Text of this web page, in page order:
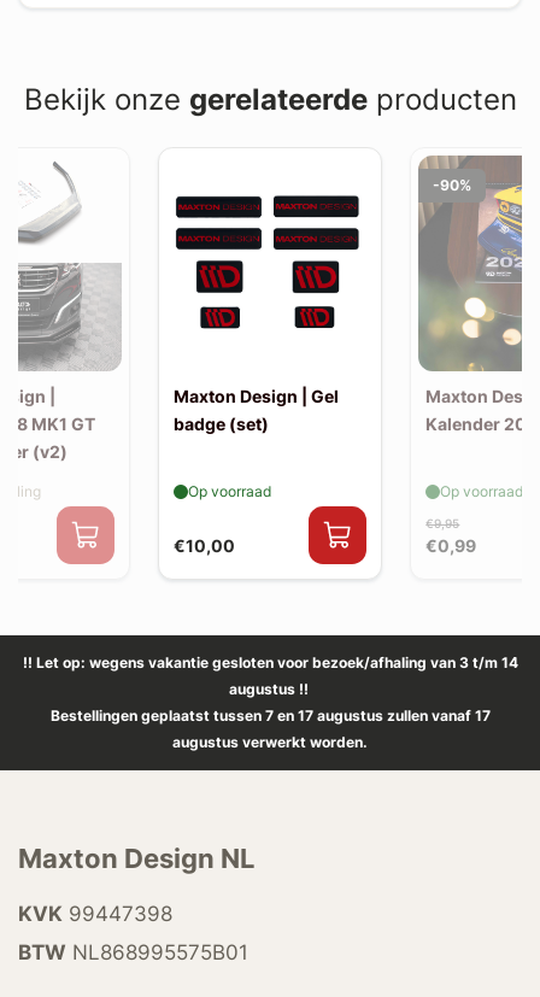
Bekijk onze gerelateerdeproducten
|
MK1 GT
(v2)
Maxton Design | Gel
badge (set)
€10,00
Op voorraad
-90%
Maxton
Kalender
€9,95
€0,99
Op voorraad
!! Let op: wegens vakantie gesloten voor bezoek/afhaling van 3 t/m 14
augustus !!
Bestellingen geplaatst tussen 7 en 17 augustus zullen vanaf 17
augustus verwerkt worden.
Maxton Design NL
KVK 99447398
BTW NL868995575B01